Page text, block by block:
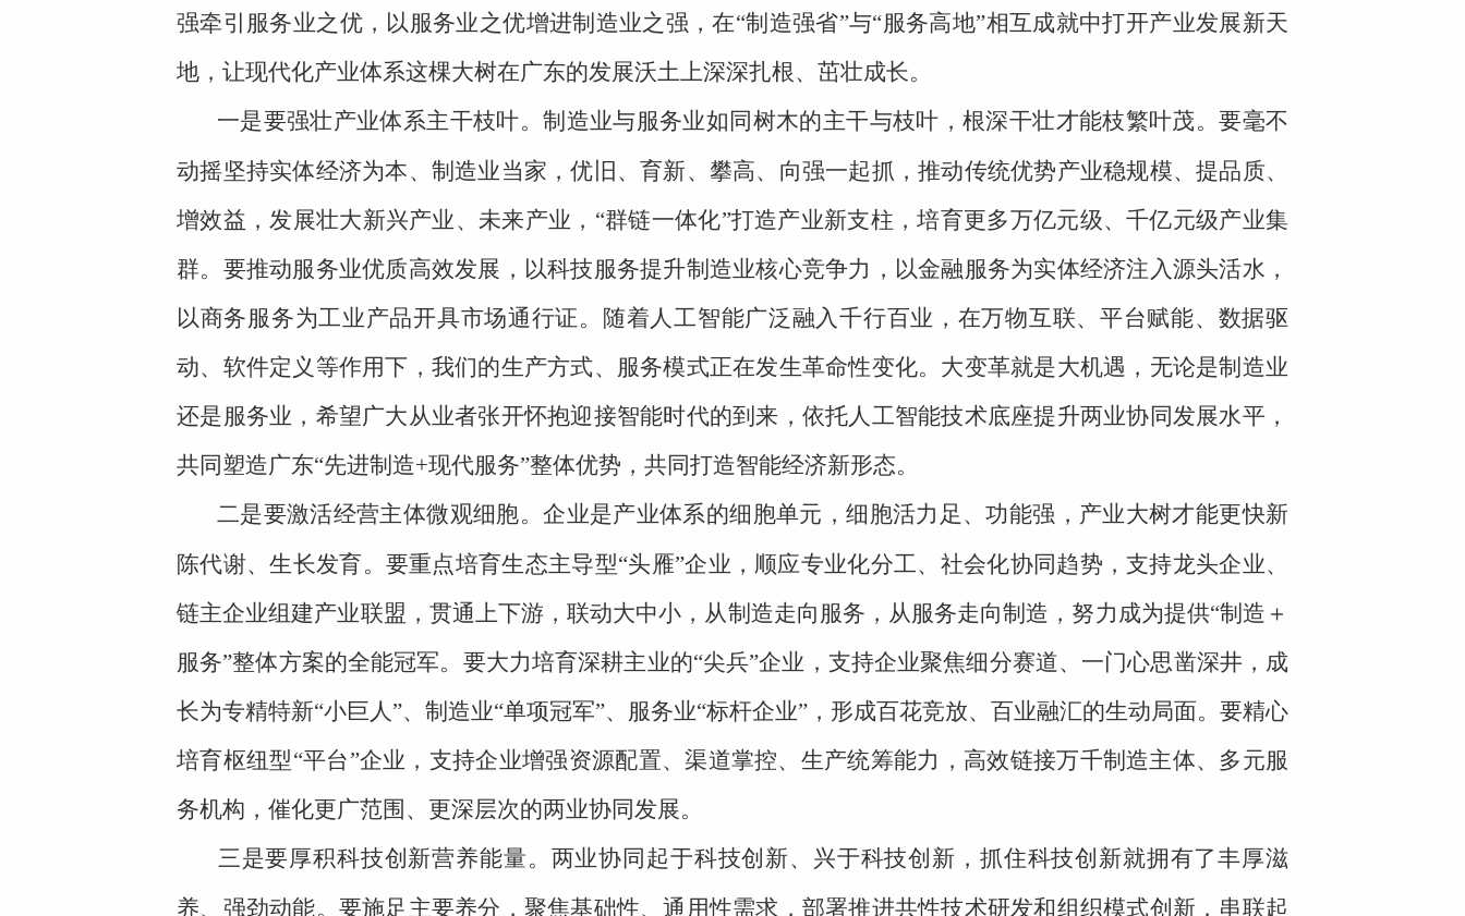
强牵引服务业之优，以服务业之优增进制造业之强，在“制造强省”与“服务高地”相互成就中打开产业发展新天
地，让现代化产业体系这棵大树在广东的发展沃土上深深扎根、茁壮成长。
一是要强壮产业体系主干枝叶。制造业与服务业如同树木的主干与枝叶，根深干壮才能枝繁叶茂。要毫不
动摇坚持实体经济为本、制造业当家，优旧、育新、攀高、向强一起抓，推动传统优势产业稳规模、提品质、
增效益，发展壮大新兴产业、未来产业，“群链一体化”打造产业新支柱，培育更多万亿元级、千亿元级产业集
群。要推动服务业优质高效发展，以科技服务提升制造业核心竞争力，以金融服务为实体经济注入源头活水，
以商务服务为工业产品开具市场通行证。随着人工智能广泛融入千行百业，在万物互联、平台赋能、数据驱
动、软件定义等作用下，我们的生产方式、服务模式正在发生革命性变化。大变革就是大机遇，无论是制造业
还是服务业，希望广大从业者张开怀抱迎接智能时代的到来，依托人工智能技术底座提升两业协同发展水平，
共同塑造广东“先进制造+现代服务”整体优势，共同打造智能经济新形态。
二是要激活经营主体微观细胞。企业是产业体系的细胞单元，细胞活力足、功能强，产业大树才能更快新
陈代谢、生长发育。要重点培育生态主导型“头雁”企业，顺应专业化分工、社会化协同趋势，支持龙头企业、
链主企业组建产业联盟，贯通上下游，联动大中小，从制造走向服务，从服务走向制造，努力成为提供“制造＋
服务”整体方案的全能冠军。要大力培育深耕主业的“尖兵”企业，支持企业聚焦细分赛道、一门心思凿深井，成
长为专精特新“小巨人”、制造业“单项冠军”、服务业“标杆企业”，形成百花竞放、百业融汇的生动局面。要精心
培育枢纽型“平台”企业，支持企业增强资源配置、渠道掌控、生产统筹能力，高效链接万千制造主体、多元服
务机构，催化更广范围、更深层次的两业协同发展。
三是要厚积科技创新营养能量。两业协同起于科技创新、兴于科技创新，抓住科技创新就拥有了丰厚滋
养、强劲动能。要施足主要养分，聚焦基础性、通用性需求，部署推进共性技术研发和组织模式创新，串联起